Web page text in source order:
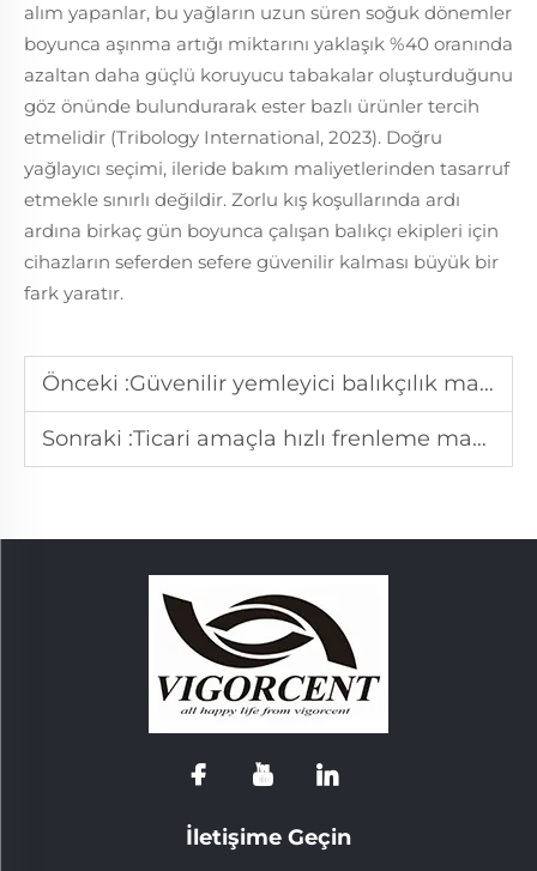
alım yapanlar, bu yağların uzun süren soğuk dönemler
boyunca aşınma artığı miktarını yaklaşık %40 oranında
azaltan daha güçlü koruyucu tabakalar oluşturduğunu
göz önünde bulundurarak ester bazlı ürünler tercih
etmelidir (Tribology International, 2023). Doğru
yağlayıcı seçimi, ileride bakım maliyetlerinden tasarruf
etmekle sınırlı değildir. Zorlu kış koşullarında ardı
ardına birkaç gün boyunca çalışan balıkçı ekipleri için
cihazların seferden sefere güvenilir kalması büyük bir
fark yaratır.
Önceki :Güvenilir yemleyici balıkçılık makarası tedarikçilerini nasıl belirleyebilirsiniz?
Sonraki :Ticari amaçla hızlı frenleme makarası performansını nasıl değerlendirirsiniz?
İletişime Geçin